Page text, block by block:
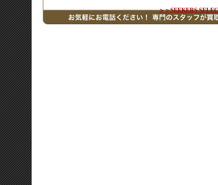
＞＞SEEKERS